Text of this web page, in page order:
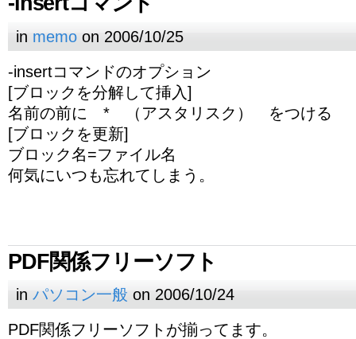
in memo on 2006/10/25
-insertコマンドのオプション
[ブロックを分解して挿入]
名前の前に * （アスタリスク） をつける
[ブロックを更新]
ブロック名=ファイル名
何気にいつも忘れてしまう。
PDF関係フリーソフト
inパソコン一般 on 2006/10/24
PDF関係フリーソフトが揃ってます。